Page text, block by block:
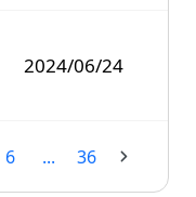
2024/06/24
6 ... 36